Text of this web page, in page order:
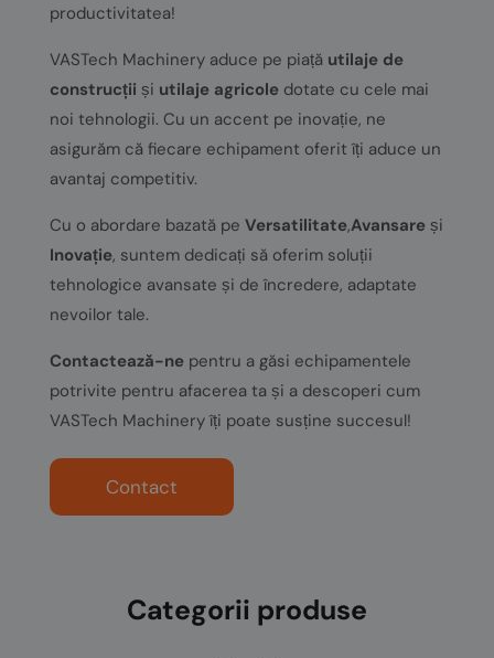
productivitatea!
VASTech Machinery aduce pe piață utilaje de
construcții și utilaje agricole dotate cu cele mai
noi tehnologii. Cu un accent pe inovație, ne
asigurăm că fiecare echipament oferit îți aduce un
avantaj competitiv.
Cu o abordare bazată pe Versatilitate,Avansare și
Inovație, suntem dedicați să oferim soluții
tehnologice avansate și de încredere, adaptate
nevoilor tale.
Contactează-ne pentru a găsi echipamentele
potrivite pentru afacerea ta și a descoperi cum
VASTech Machinery îți poate susține succesul!
Contact
Categorii produse